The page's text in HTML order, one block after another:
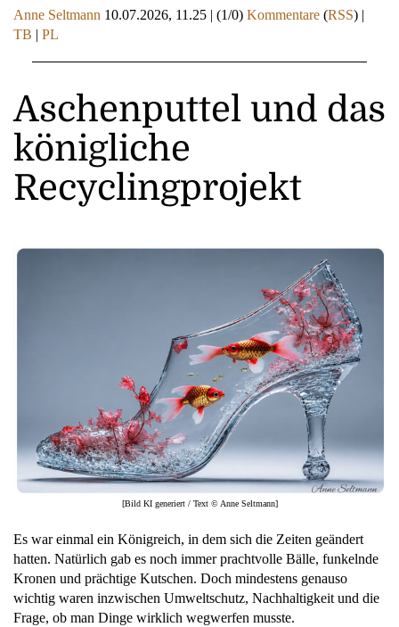
Anne Seltmann 10.07.2026, 11.25 | (1/0) Kommentare (RSS) |
TB | PL
Aschenputtel und das
königliche
Recyclingprojekt
[Bild KI generiert / Text © Anne Seltmann]
Es war einmal ein Königreich, in dem sich die Zeiten geändert
hatten. Natürlich gab es noch immer prachtvolle Bälle, funkelnde
Kronen und prächtige Kutschen. Doch mindestens genauso
wichtig waren inzwischen Umweltschutz, Nachhaltigkeit und die
Frage, ob man Dinge wirklich wegwerfen musste.